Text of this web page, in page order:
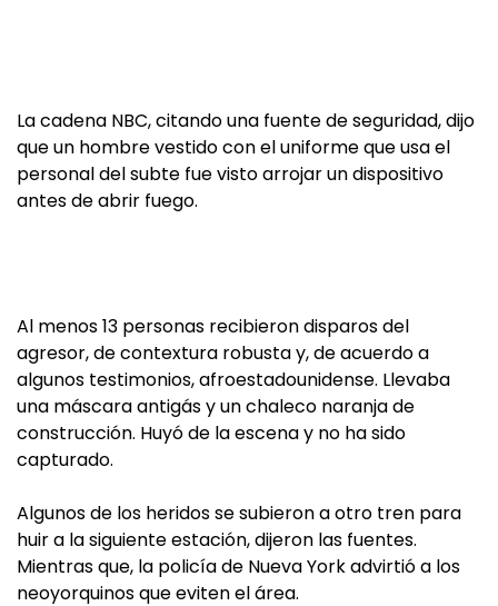
La cadena NBC, citando una fuente de seguridad, dijo
que un hombre vestido con el uniforme que usa el
personal del subte fue visto arrojar un dispositivo
antes de abrir fuego.
Al menos 13 personas recibieron disparos del
agresor, de contextura robusta y, de acuerdo a
algunos testimonios, afroestadounidense. Llevaba
una máscara antigás y un chaleco naranja de
construcción. Huyó de la escena y no ha sido
capturado.
Algunos de los heridos se subieron a otro tren para
huir a la siguiente estación, dijeron las fuentes.
Mientras que, la policía de Nueva York advirtió a los
neoyorquinos que eviten el área.